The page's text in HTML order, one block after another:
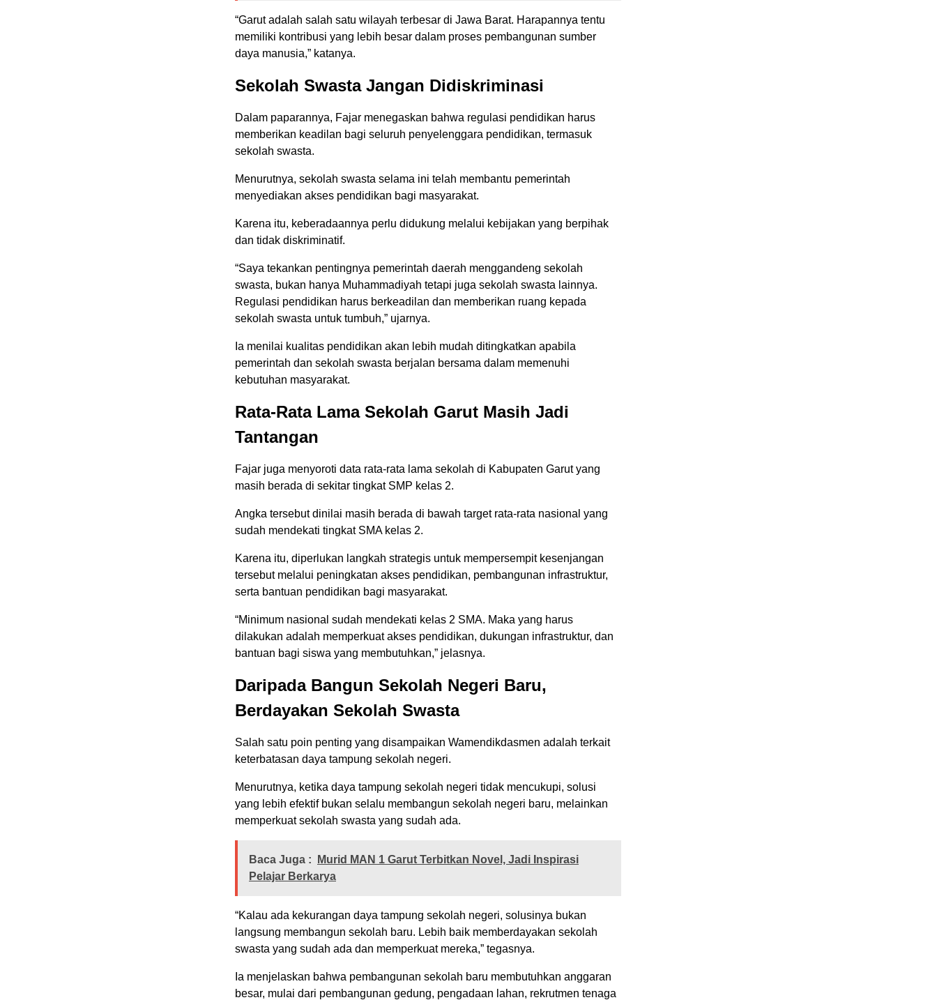
“Garut adalah salah satu wilayah terbesar di Jawa Barat. Harapannya tentu
memiliki kontribusi yang lebih besar dalam proses pembangunan sumber
daya manusia,” katanya.
Sekolah Swasta Jangan Didiskriminasi
Dalam paparannya, Fajar menegaskan bahwa regulasi pendidikan harus
memberikan keadilan bagi seluruh penyelenggara pendidikan, termasuk
sekolah swasta.
Menurutnya, sekolah swasta selama ini telah membantu pemerintah
menyediakan akses pendidikan bagi masyarakat.
Karena itu, keberadaannya perlu didukung melalui kebijakan yang berpihak
dan tidak diskriminatif.
“Saya tekankan pentingnya pemerintah daerah menggandeng sekolah
swasta, bukan hanya Muhammadiyah tetapi juga sekolah swasta lainnya.
Regulasi pendidikan harus berkeadilan dan memberikan ruang kepada
sekolah swasta untuk tumbuh,” ujarnya.
Ia menilai kualitas pendidikan akan lebih mudah ditingkatkan apabila
pemerintah dan sekolah swasta berjalan bersama dalam memenuhi
kebutuhan masyarakat.
Rata-Rata Lama Sekolah Garut Masih Jadi
Tantangan
Fajar juga menyoroti data rata-rata lama sekolah di Kabupaten Garut yang
masih berada di sekitar tingkat SMP kelas 2.
Angka tersebut dinilai masih berada di bawah target rata-rata nasional yang
sudah mendekati tingkat SMA kelas 2.
Karena itu, diperlukan langkah strategis untuk mempersempit kesenjangan
tersebut melalui peningkatan akses pendidikan, pembangunan infrastruktur,
serta bantuan pendidikan bagi masyarakat.
“Minimum nasional sudah mendekati kelas 2 SMA. Maka yang harus
dilakukan adalah memperkuat akses pendidikan, dukungan infrastruktur, dan
bantuan bagi siswa yang membutuhkan,” jelasnya.
Daripada Bangun Sekolah Negeri Baru,
Berdayakan Sekolah Swasta
Salah satu poin penting yang disampaikan Wamendikdasmen adalah terkait
keterbatasan daya tampung sekolah negeri.
Menurutnya, ketika daya tampung sekolah negeri tidak mencukupi, solusi
yang lebih efektif bukan selalu membangun sekolah negeri baru, melainkan
memperkuat sekolah swasta yang sudah ada.
Baca Juga :
Murid MAN 1 Garut Terbitkan Novel, Jadi Inspirasi
Pelajar Berkarya
“Kalau ada kekurangan daya tampung sekolah negeri, solusinya bukan
langsung membangun sekolah baru. Lebih baik memberdayakan sekolah
swasta yang sudah ada dan memperkuat mereka,” tegasnya.
Ia menjelaskan bahwa pembangunan sekolah baru membutuhkan anggaran
besar, mulai dari pembangunan gedung, pengadaan lahan, rekrutmen tenaga